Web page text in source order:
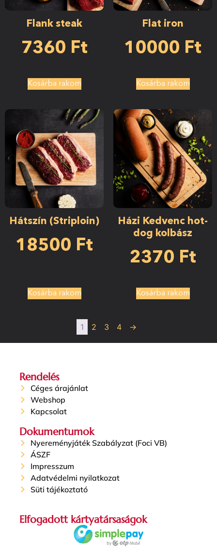
Flank steak
7360 Ft
Kosárba rakom
Flat iron
10000 Ft
Kosárba rakom
Hátszín (Striploin)
18500 Ft
Kosárba rakom
Házi Kedvenc hot-
dog kolbász
2370 Ft
Kosárba rakom
1 2 3 4 →
Rendelés
Céges árajánlat
Webshop
Kapcsolat
Dokumentumok
Nyereményjáték Szabályzat (Foci VB)
ÁSZF
Impresszum
Adatvédelmi nyilatkozat
Süti tájékoztató
Elfogadott kártyatársaságok